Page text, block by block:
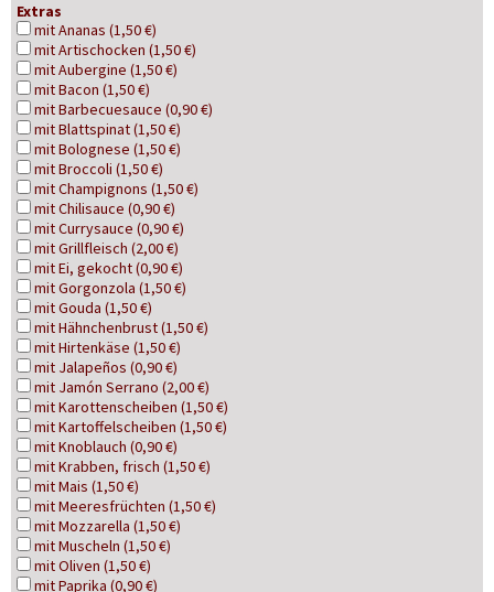
Extras
mit Ananas (1,50 €)
mit Artischocken (1,50 €)
mit Aubergine (1,50 €)
mit Bacon (1,50 €)
mit Barbecuesauce (0,90 €)
mit Blattspinat (1,50 €)
mit Bolognese (1,50 €)
mit Broccoli (1,50 €)
mit Champignons (1,50 €)
mit Chilisauce (0,90 €)
mit Currysauce (0,90 €)
mit Grillfleisch (2,00 €)
mit Ei, gekocht (0,90 €)
mit Gorgonzola (1,50 €)
mit Gouda (1,50 €)
mit Hähnchenbrust (1,50 €)
mit Hirtenkäse (1,50 €)
mit Jalapeños (0,90 €)
mit Jamón Serrano (2,00 €)
mit Karottenscheiben (1,50 €)
mit Kartoffelscheiben (1,50 €)
mit Knoblauch (0,90 €)
mit Krabben, frisch (1,50 €)
mit Mais (1,50 €)
mit Meeresfrüchten (1,50 €)
mit Mozzarella (1,50 €)
mit Muscheln (1,50 €)
mit Oliven (1,50 €)
mit Paprika (0,90 €)